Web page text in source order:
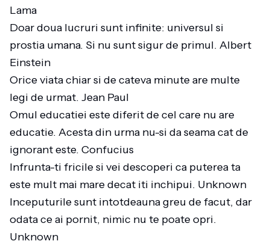
Lama
Doar doua lucruri sunt infinite: universul si
prostia umana. Si nu sunt sigur de primul. Albert
Einstein
Orice viata chiar si de cateva minute are multe
legi de urmat. Jean Paul
Omul educatiei este diferit de cel care nu are
educatie. Acesta din urma nu-si da seama cat de
ignorant este. Confucius
Infrunta-ti fricile si vei descoperi ca puterea ta
este mult mai mare decat iti inchipui. Unknown
Inceputurile sunt intotdeauna greu de facut, dar
odata ce ai pornit, nimic nu te poate opri.
Unknown